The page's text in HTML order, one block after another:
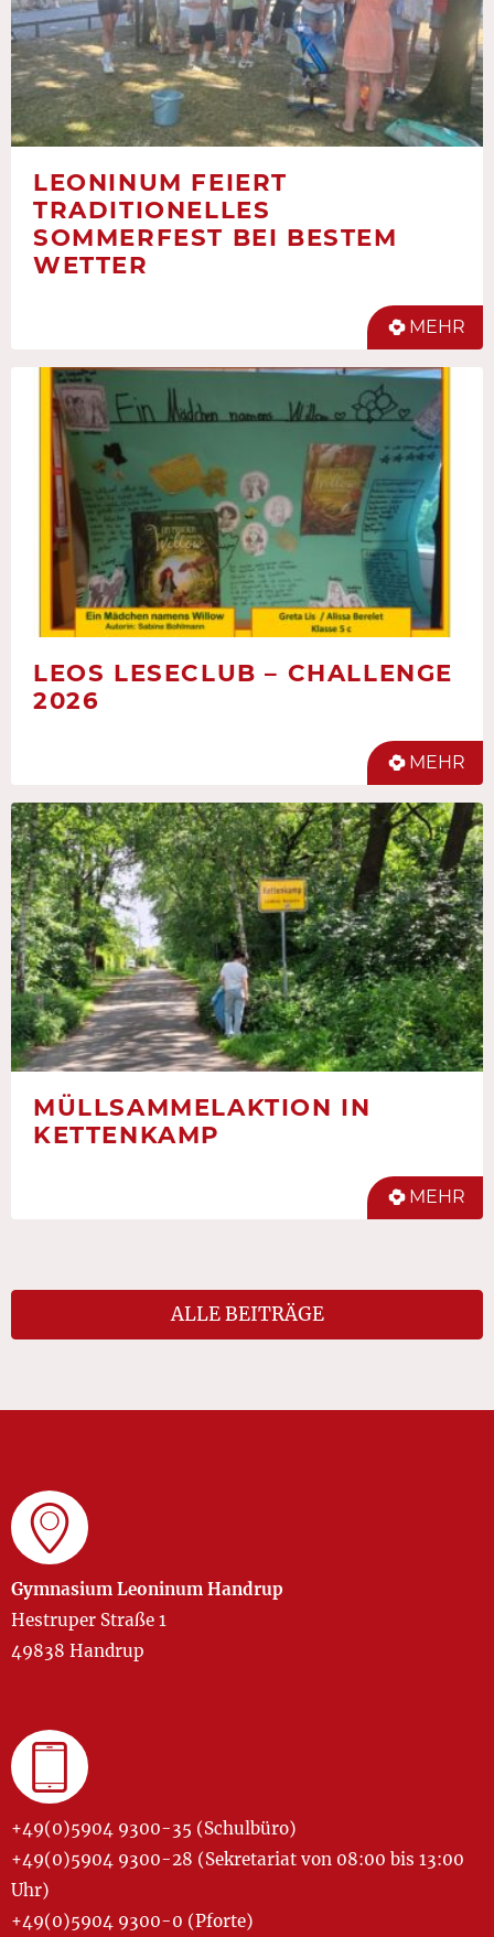
LEONINUM FEIERT
TRADITIONELLES
SOMMERFEST BEI BESTEM
WETTER
MEHR
LEOS LESECLUB – CHALLENGE
2026
MEHR
MÜLLSAMMELAKTION IN
KETTENKAMP
MEHR
ALLE BEITRÄGE
Gymnasium Leoninum Handrup
Hestruper Straße 1
49838 Handrup
+49(0)5904 9300-35 (Schulbüro)
+49(0)5904 9300-28 (Sekretariat von 08:00 bis 13:00
Uhr)
+49(0)5904 9300-0 (Pforte)